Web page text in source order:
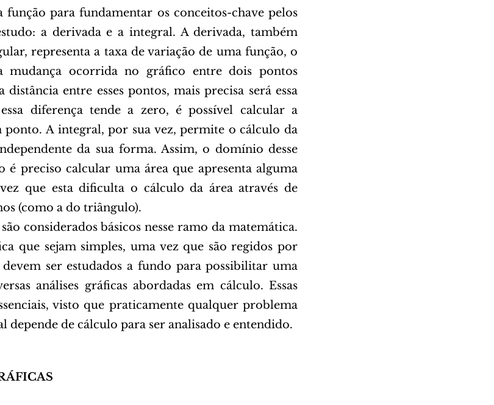
a derivada e a integral. A derivada, também
representa a taxa de variação de uma função, o
ocorrida no gráfico entre dois pontos
entre esses pontos, mais precisa será essa
diferença tende a zero, é possível calcular a
ponto. A integral, por sua vez, permite o cálculo da
da sua forma. Assim, o domínio desse
é preciso calcular uma área que apresenta alguma
que esta dificulta o cálculo da área através de
(como a do triângulo).
considerados básicos nesse ramo da matemática.
que sejam simples, uma vez que são regidos por
ser estudados a fundo para possibilitar uma
análises gráficas abordadas em cálculo. Essas
visto que praticamente qualquer problema
de cálculo para ser analisado e entendido.